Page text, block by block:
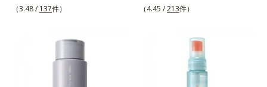
(*5)を晴らすアプローチによって圧
し、毎日のメイクが楽しくなる晴れ
やかな肌に導きます。*1 ポーラ化
成独自の（Ｃ１２－２０）アルキル
グルコシド（保湿）で形成するミセ
です。色が長時間唇に密着するオイ
みずしい発色が続きます。また色素
による唇の乾燥を防ぐため、一部の
色素に特殊コーティング処理(*4)を
施し、さらに3種のうるおい・保護
（3.48 / 137件）
髪を叶えるスペシャルヘアマスクで
修成分(*1)が髪の内部まで浸透。さ
らに毛髪保護成分がダメージを受け
ている部位に吸着して、キューティ
クル表面をリペア。髪の内外にアプ
（4.45 /213件）